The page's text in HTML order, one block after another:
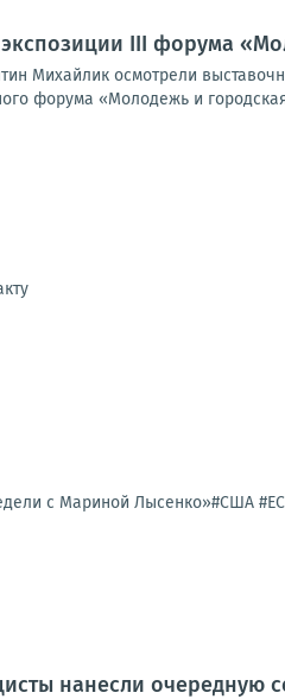
III форума
Михайлик осмотрели
форума «Молодежь и
с Мариной Лысенко»#США
нанесли очередную